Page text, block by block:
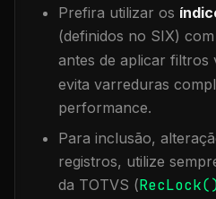
Prefira utilizar os
(definidos no SIX) com
antes de aplicar filtros
evita varreduras
performance.
Para inclusão,
registros, utilize
da TOTVS (